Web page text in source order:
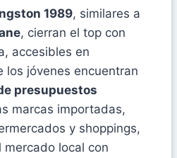
1989, similares a
, cierran el top con
accesibles en
los jóvenes encuentran
presupuestos
marcas importadas,
y shoppings,
local con